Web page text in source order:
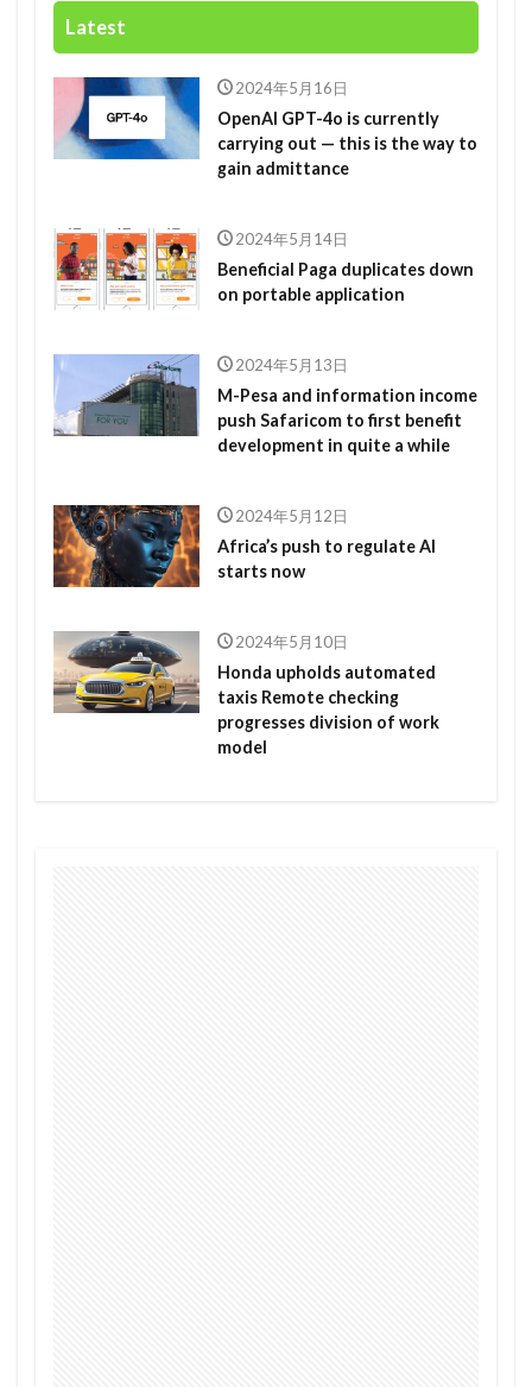
Latest
2024年5月16日
OpenAI GPT-4o is currently
carrying out — this is the way to
gain admittance
2024年5月14日
Beneficial Paga duplicates down
on portable application
2024年5月13日
M-Pesa and information income
push Safaricom to first benefit
development in quite a while
2024年5月12日
Africa’s push to regulate AI
starts now
2024年5月10日
Honda upholds automated
taxis Remote checking
progresses division of work
model